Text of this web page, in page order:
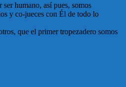
humano, así pues, somos
y co-jueces con Él de todo lo
que el primer tropezadero somos